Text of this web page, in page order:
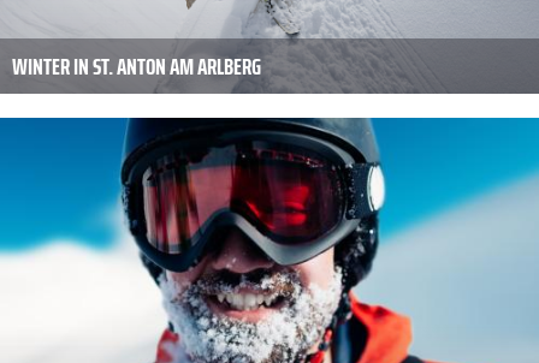
WINTER IN ST. ANTON AM ARLBERG